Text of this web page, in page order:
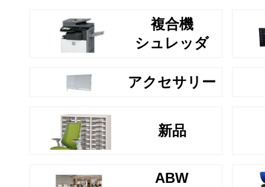
複合機
シュレッダ
アクセサリー
新品
ABW